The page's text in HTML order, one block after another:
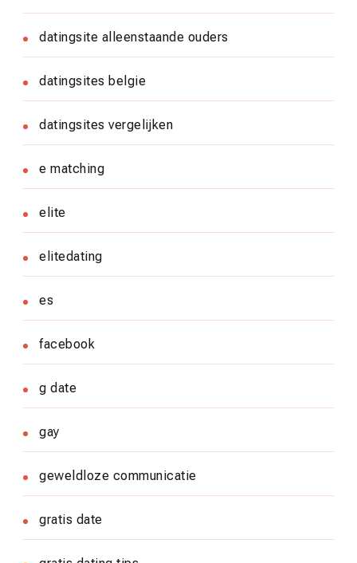
datingsite alleenstaande ouders
datingsites belgie
datingsites vergelijken
e matching
elite
elitedating
es
facebook
g date
gay
geweldloze communicatie
gratis date